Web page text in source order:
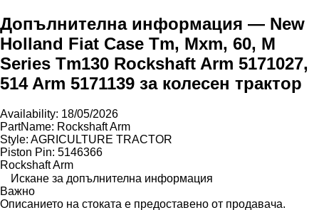
Допълнителна информация — New
Holland Fiat Case Tm, Mxm, 60, M
Series Tm130 Rockshaft Arm 5171027,
514 Arm 5171139 за колесен трактор
Availability: 18/05/2026
PartName: Rockshaft Arm
Style: AGRICULTURE TRACTOR
Piston Pin: 5146366
Rockshaft Arm
Искане за допълнителна информация
Важно
Описанието на стоката е предоставено от продавача.